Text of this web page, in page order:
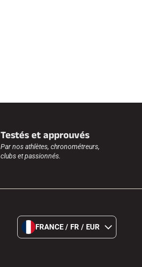
Testés et approuvés
Par nos athlètes, chronométreurs,
clubs et passionnés.
FRANCE / FR / EUR